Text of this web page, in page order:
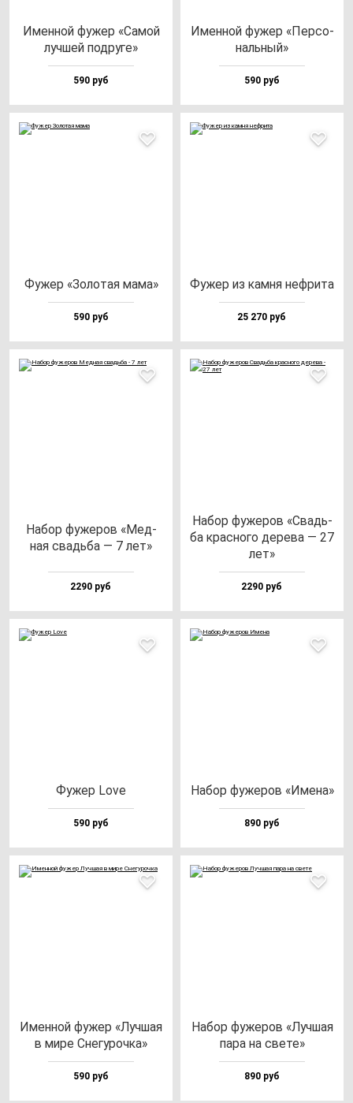
Имен­ной фу­жер «Самой
луч­шей под­ру­ге»
590 руб
Имен­ной фу­жер «Пер­со­
наль­ный»
590 руб
Фужер «Золо­тая ма­ма»
590 руб
Фужер из кам­ня неф­ри­та
25 270 руб
Набор фу­же­ров «Мед­
ная свадь­ба — 7 лет»
2290 руб
Набор фу­же­ров «Свадь­
ба крас­но­го де­ре­ва — 27
лет»
2290 руб
Фужер Love
590 руб
Набор фу­же­ров «Име­на»
890 руб
Имен­ной фу­жер «Луч­шая
в ми­ре Сне­гу­роч­ка»
590 руб
Набор фу­же­ров «Луч­шая
па­ра на све­те»
890 руб